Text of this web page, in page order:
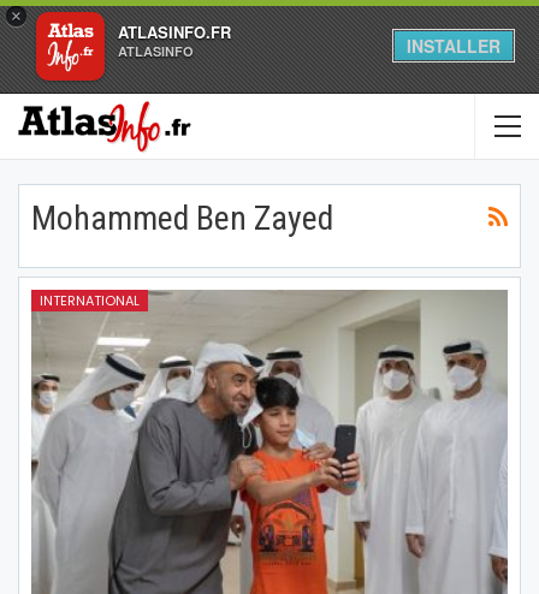
×
ATLASINFO.FR
ATLASINFO INSTALLER
Mohammed Ben Zayed
INTERNATIONAL